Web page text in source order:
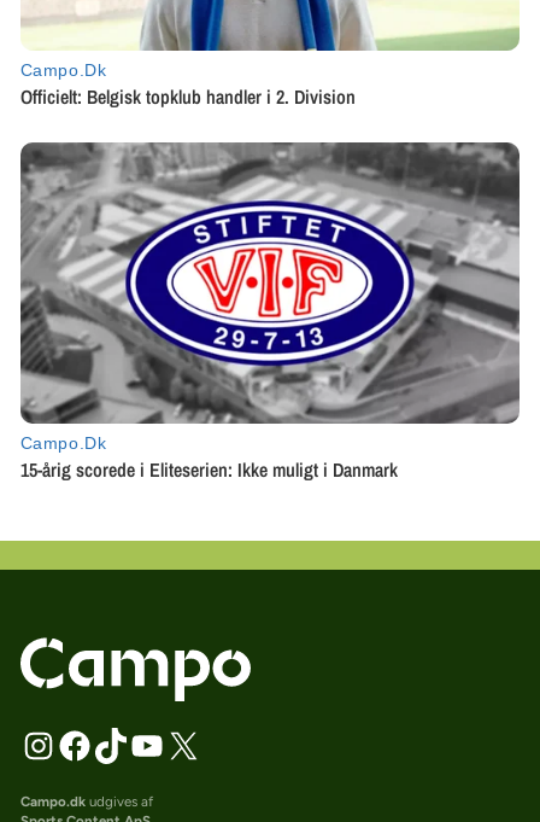
Campo.dkudgives af